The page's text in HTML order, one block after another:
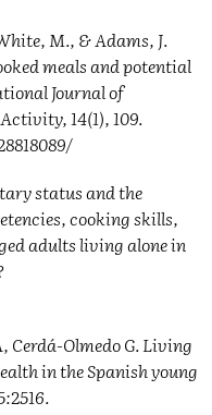
M., & Adams, J.
meals and potential
Journal of
14(1), 109.
status and the
cooking skills,
adults living alone in
Cerdá-Olmedo G. Living
in the Spanish young